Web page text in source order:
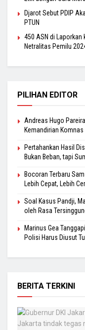
Djarot Sebut PDIP
PTUN
450 ASN di Laporkan
Netralitas Pemilu
PILIHAN EDITOR
Andreas Hugo
Kemandirian Komnas
Pertahankan Hasil
Bukan Beban, tapi
Bocoran Terbaru
Lebih Cepat, Lebih
Soal Kasus Pandji,
oleh Rasa
Marinus Gea
Polisi Harus Diusut
BERITA TERKINI